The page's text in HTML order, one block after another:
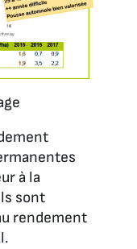
à la
sont
rendement